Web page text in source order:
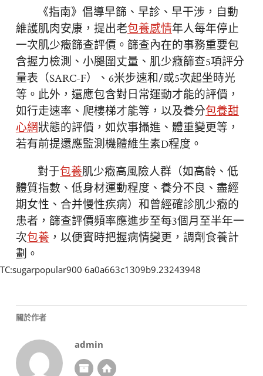
《指南》倡導早篩、早診、早干涉，自動
維護肌肉安康，提出老包養感情年人每年停止
一次肌少癥篩查評價。篩查內在的事務重要包
含握力檢測、小腿圍丈量、肌少癥篩查5項評分
量表（SARC-F）、6米步速和/或5次起坐時光
等。此外，還應包含對日常運動才能的評價，
如行走速率、爬樓梯才能等，以及養分包養甜
心網狀態的評價，如炊事攝進、體重變更等，
若有前提還應監測機體維生素D程度。
對于包養肌少癥高風險人群（如高齡、低
體質指數、低身材運動程度、養分不良、盡經
期女性、合并慢性疾病）和曾經確診肌少癥的
患者，篩查評價頻率應進步至每3個月至半年一
次包養 ，以便實時把握病情變更，調劑食養計
劃。
TC:sugarpopular900 6a0a663c1309b9.23243948
關於作者
admin